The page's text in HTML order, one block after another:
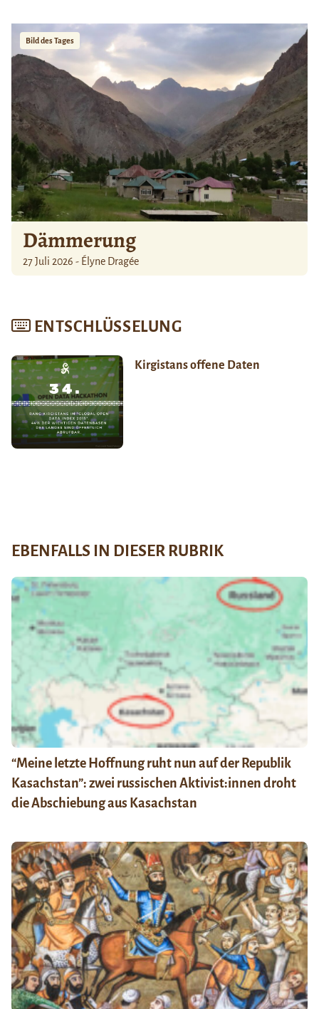
Bild des Tages
Dämmerung
27 Juli 2026 - Élyne Dragée
ENTSCHLÜSSELUNG
Kirgistans offene Daten
EBENFALLS IN DIESER RUBRIK
“Meine letzte Hoffnung ruht nun auf der Republik
Kasachstan”: zwei russischen Aktivist:innen droht
die Abschiebung aus Kasachstan